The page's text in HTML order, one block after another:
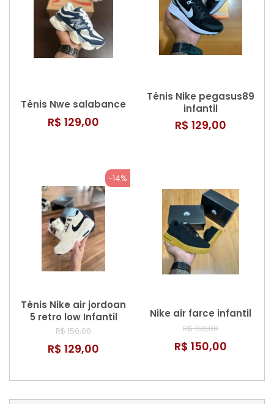
Tênis Nwe salabance
R$ 129,00
Tênis Nike pegasus89
infantil
R$ 129,00
-14%
Tênis Nike air jordoan
5 retro low Infantil
R$ 150,00
R$ 129,00
Nike air farce infantil
R$ 150,00
R$ 150,00